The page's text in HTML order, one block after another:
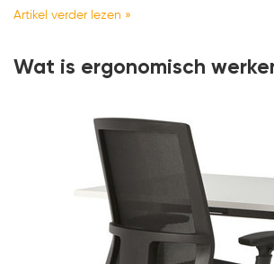
Artikel verder lezen »
Wat is ergonomisch